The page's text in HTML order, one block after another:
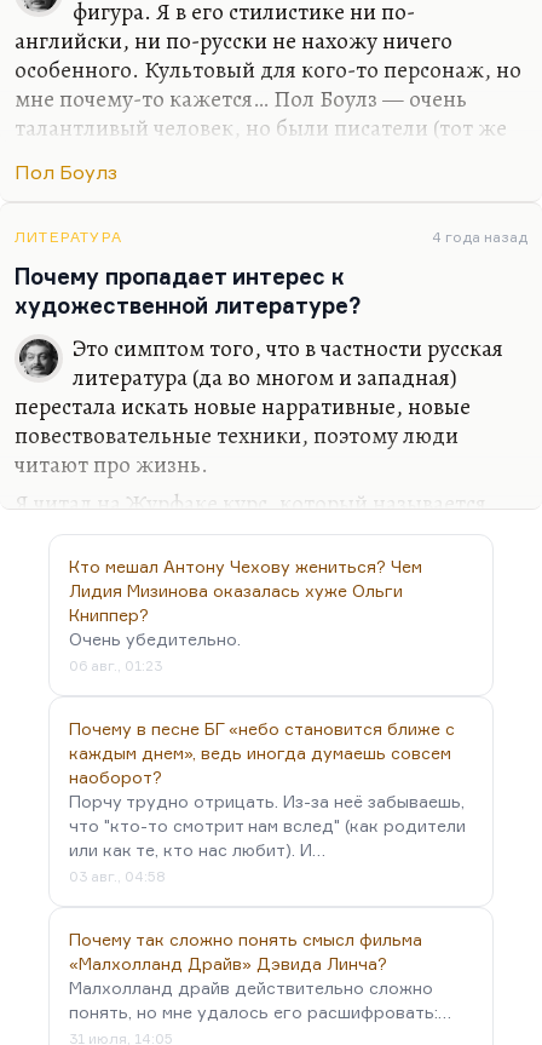
фигура. Я в его стилистике ни по-
английски, ни по-русски не нахожу ничего
особенного. Культовый для кого-то персонаж, но
мне почему-то кажется… Пол Боулз — очень
талантливый человек, но были писатели (тот же
интереснее. Я не очень понимаю, не могу понять,
читателей, которым больше всего нравится Пол
Боулз. Такие одинокие странники, несколько
склонные к самолюбованию, но не обладающие
ни энергией Хемингуэя, его энергией движения
литературного, ни интеллектом Фолкнера и его
формотворчеством. Ну, крепкий второй ряд, так
мне кажется. А мне опять скажут, что он…
Пол Боулз
ЛИТЕРАТУРА 4 года назад
Почему пропадает интерес к
художественной литературе?
Это симптом того, что в частности русская
литература (да во многом и западная)
перестала искать новые нарративные, новые
повествовательные техники, поэтому люди
читают про жизнь.
Я читал на Журфаке курс, который называется
«Журналистика как литература» — о смыкании
журналистики и литературы, о приёмах, которые
заимствуют друг у друга. Обратите внимание, в
какие моменты появляется документальный
роман. Нельзя же сказать, что, скажем, «In Cold
Blood» («Хладнокровное убийство») Капоте
появилось в момент кризиса американского
романа. Напротив, Стайрон активно работает,
Стейнбек ещё жив, Апдайк, да больше того —
только что Хемингуэй застрелился. Американская
литература на…
Кто мешал Антону Чехову жениться? Чем
Лидия Мизинова оказалась хуже Ольги
Книппер?
Очень убедительно.
06 авг., 01:23
Почему в песне БГ «небо становится ближе с
каждым днем», ведь иногда думаешь совсем
наоборот?
Порчу трудно отрицать. Из-за неё забываешь,
что "кто-то смотрит нам вслед" (как родители
или как те, кто нас любит). И…
03 авг., 04:58
Почему так сложно понять смысл фильма
«Малхолланд Драйв» Дэвида Линча?
Малхолланд драйв действительно сложно
понять, но мне удалось его расшифровать:…
31 июля, 14:05